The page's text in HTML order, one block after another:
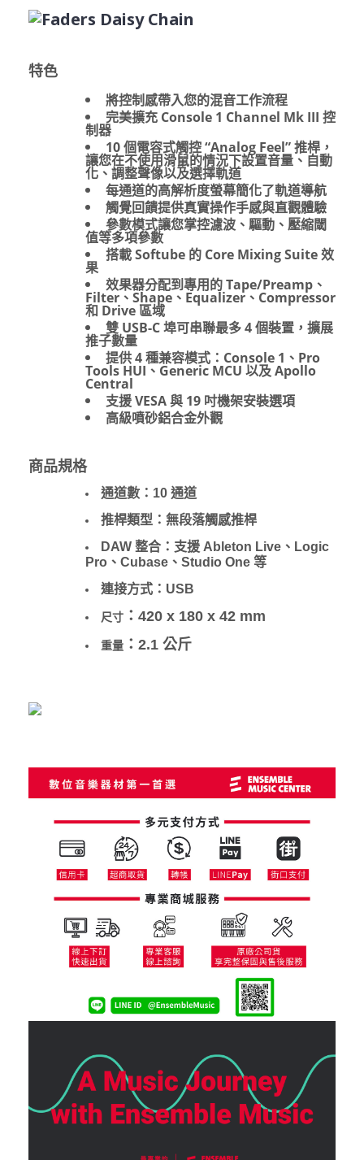
特色
將控制感帶入您的混音工作流程
完美擴充 Console 1 Channel Mk III 控
制器
10 個電容式觸控 “Analog Feel” 推桿，
讓您在不使用滑鼠的情況下設置音量、自動
化、調整聲像以及選擇軌道
每通道的高解析度螢幕簡化了軌道導航
觸覺回饋提供真實操作手感與直觀體驗
參數模式讓您掌控濾波、驅動、壓縮閾
值等多項參數
搭載 Softube 的 Core Mixing Suite 效
果
效果器分配到專用的 Tape/Preamp、
Filter、Shape、Equalizer、Compressor
和 Drive 區域
雙 USB-C 埠可串聯最多 4 個裝置，擴展
推子數量
提供 4 種兼容模式：Console 1、Pro
Tools HUI、Generic MCU 以及 Apollo
Central
支援 VESA 與 19 吋機架安裝選項
高級噴砂鋁合金外觀
商品規格
通道數：10 通道
推桿類型：無段落觸感推桿
DAW 整合：支援 Ableton Live、Logic
Pro、Cubase、Studio One 等
連接方式：USB
尺寸 ：420 x 180 x 42 mm
重量 ： 2.1 公斤